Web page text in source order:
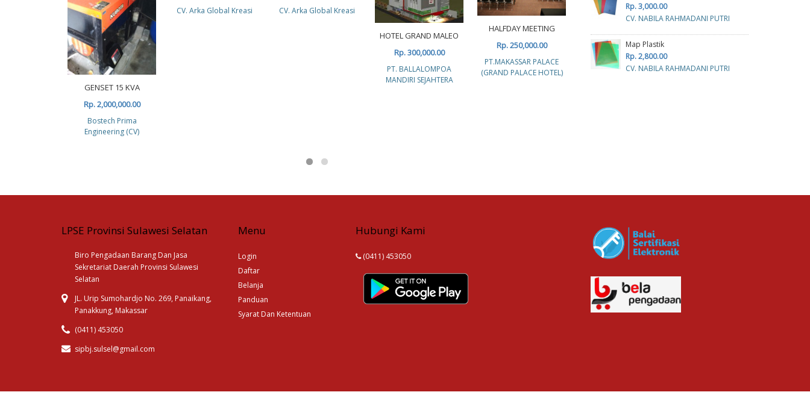
GENSET 15 KVA
Rp. 2,000,000.00
Bostech Prima
Engineering (CV)
CV. Arka Global Kreasi CV. Arka Global Kreasi
HOTEL GRAND MALEO
Rp. 300,000.00
PT. BALLALOMPOA
MANDIRI SEJAHTERA
HALFDAY MEETING
Rp. 250,000.00
PT.MAKASSAR PALACE
(GRAND PALACE HOTEL)
Rp. 445,000.00
PT.MAKASSAR PALACE
(GRAND PALACE HOTEL)
Package
Rp. 350,000.00
HOTELINDO
Rp. 3,000.00
CV. NABILA RAHMADANI PUTRI
Map Plastik
Rp. 2,800.00
CV. NABILA RAHMADANI PUTRI
LPSE Provinsi Sulawesi Selatan
Biro Pengadaan Barang Dan Jasa
Sekretariat Daerah Provinsi Sulawesi
Selatan
JL. Urip Sumohardjo No. 269, Panaikang,
Panakkung, Makassar
(0411) 453050
sipbj.sulsel@gmail.com
Menu
Login
Daftar
Belanja
Panduan
Syarat Dan Ketentuan
Hubungi Kami
(0411) 453050